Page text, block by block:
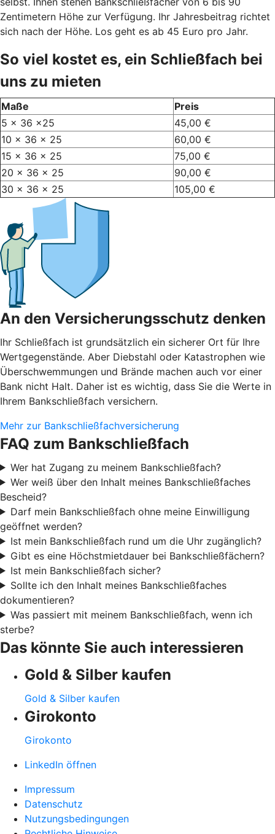
Zentimetern Höhe zur Verfügung. Ihr Jahresbeitrag richtet
sich nach der Höhe. Los geht es ab 45 Euro pro Jahr.
So viel kostet es, ein Schließfach bei
uns zu mieten
Maße
Preis
5 x 36 x25
45,00 €
10 x 36 x 25
60,00 €
15 x 36 x 25
75,00 €
20 x 36 x 25
90,00 €
30 x 36 x 25
105,00 €
An den Versicherungsschutz denken
Ihr Schließfach ist grundsätzlich ein sicherer Ort für Ihre
Wertgegenstände. Aber Diebstahl oder Katastrophen wie
Überschwemmungen und Brände machen auch vor einer
Bank nicht Halt. Daher ist es wichtig, dass Sie die Werte in
Ihrem Bankschließfach versichern.
Mehr zur Bankschließfachversicherung
FAQ zum Bankschließfach
Wer hat Zugang zu meinem Bankschließfach?
Wer weiß über den Inhalt meines Bankschließfaches
Bescheid?
Darf mein Bankschließfach ohne meine Einwilligung
geöffnet werden?
Ist mein Bankschließfach rund um die Uhr zugänglich?
Gibt es eine Höchstmietdauer bei Bankschließfächern?
Ist mein Bankschließfach sicher?
Sollte ich den Inhalt meines Bankschließfaches
dokumentieren?
Was passiert mit meinem Bankschließfach, wenn ich
sterbe?
Das könnte Sie auch interessieren
Gold & Silber kaufen
Gold & Silber kaufen
Girokonto
Girokonto
LinkedIn öffnen
Impressum
Datenschutz
Nutzungsbedingungen